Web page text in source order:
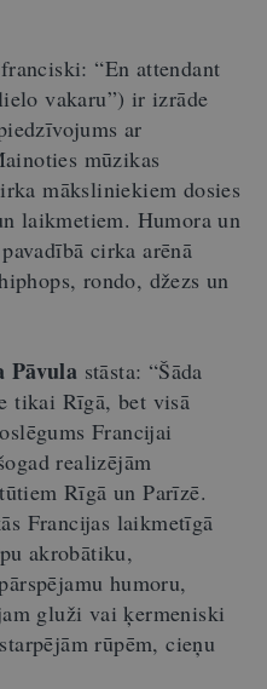
“En attendant
vakaru”) ir izrāde
ar
mūzikas
māksliniekiem dosies
laikmetiem. Humora un
cirka arēnā
rondo, džezs un
Pāvula stāsta: “Šāda
tikai Rīgā, bet visā
Francijai
realizējām
Rīgā un Parīzē.
Francijas laikmetīgā
akrobātiku,
humoru,
gluži vai ķermeniski
rūpēm, cieņu